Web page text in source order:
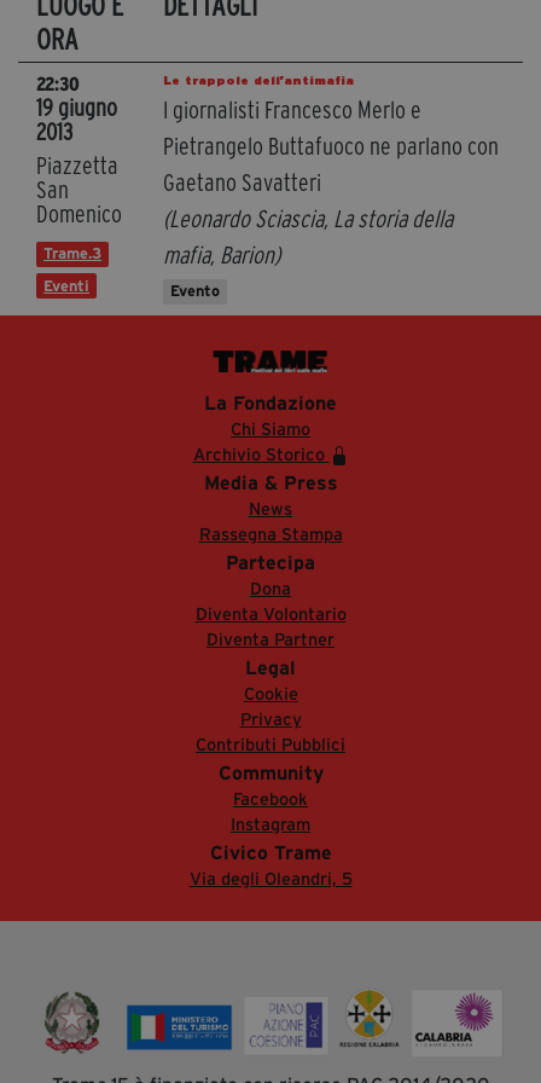
ORA
22:30
19 giugno
2013
Piazzetta
San
Domenico
Trame.3
Eventi
Le trappole dell’antimafia
I giornalisti Francesco Merlo e
Pietrangelo Buttafuoco ne parlano con
Gaetano Savatteri
(Leonardo Sciascia, La storia della
mafia, Barion)
Evento
La Fondazione
Chi Siamo
Archivio Storico
Media & Press
News
Rassegna Stampa
Partecipa
Dona
Diventa Volontario
Diventa Partner
Legal
Cookie
Privacy
Contributi Pubblici
Community
Facebook
Instagram
Civico Trame
Via degli Oleandri, 5